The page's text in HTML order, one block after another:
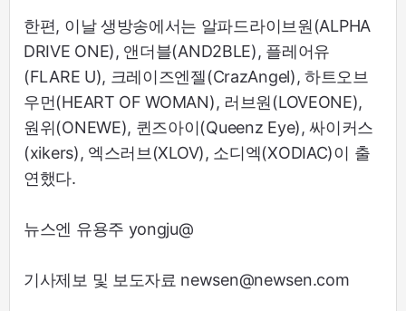
한편, 이날 생방송에서는 알파드라이브원(ALPHA
DRIVE ONE), 앤더블(AND2BLE), 플레어유
(FLARE U), 크레이즈엔젤(CrazAngel), 하트오브
우먼(HEART OF WOMAN), 러브원(LOVEONE),
원위(ONEWE), 퀸즈아이(Queenz Eye), 싸이커스
(xikers), 엑스러브(XLOV), 소디엑(XODIAC)이 출
연했다.
뉴스엔 유용주 yongju@
기사제보 및 보도자료 newsen@newsen.com